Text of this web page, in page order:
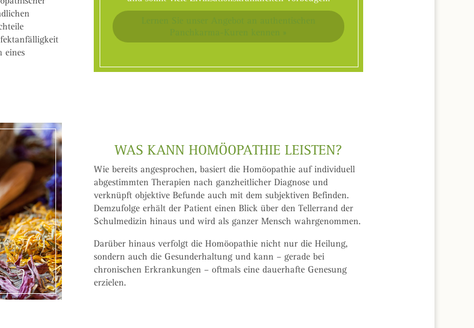
eines
WAS KANN HOMÖOPATHIE LEISTEN?
Wie bereits angesprochen, basiert die Homöopathie auf individuell
abgestimmten Therapien nach ganzheitlicher Diagnose und
verknüpft objektive Befunde auch mit dem subjektiven Befinden.
Demzufolge erhält der Patient einen Blick über den Tellerrand der
Schulmedizin hinaus und wird als ganzer Mensch wahrgenommen.
Darüber hinaus verfolgt die Homöopathie nicht nur die Heilung,
sondern auch die Gesunderhaltung und kann – gerade bei
chronischen Erkrankungen – oftmals eine dauerhafte Genesung
erzielen.